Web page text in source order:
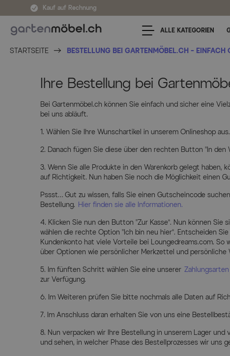
Zum Inhalt springenKauf auf Rechnung
ALLE KATEGORIEN
STARTSEITE BESTELLUNG BEI GARTENMÖBEL.CH – EINFACH
Bestellung bei
Ihre Bestellung bei
Bei Gartenmöbel.ch können Sie einfach und sicher eine
bei uns abläuft.
Wählen Sie Ihre Wunschartikel in unserem Onlineshop
Danach fügen Sie diese über den rechten Button „In den
Wenn Sie alle Produkte in den Warenkorb gelegt haben,
auf Richtigkeit. Nun haben Sie noch die Möglichkeit einen
Pssst… Gut zu wissen, falls Sie einen Gutscheincode
Bestellung. Hier finden sie alle Informationen.
Klicken Sie nun den Button „Zur Kasse“. Nun können
wählen die rechte Option „Ich bin neu hier“. Entscheiden
Kundenkonto hat viele Vorteile bei Loungedreams.com.
über Optionen wie persönlicher Merkzettel und persönliche
Im fünften Schritt wählen Sie eine unserer Zahlungsarten
zur Verfügung.
Im Weiteren prüfen Sie bitte nochmals alle Daten auf
Im Anschluss daran erhalten Sie von uns eine
Nun verpacken wir Ihre Bestellung in unserem Lager
und sehen, in welcher Phase des Bestellprozesses wir uns